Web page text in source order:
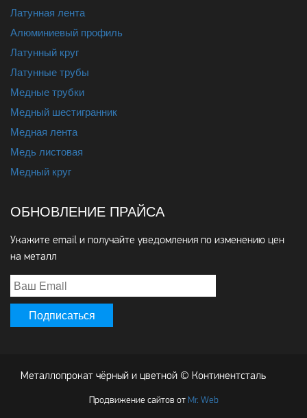
Латунная лента
Алюминиевый профиль
Латунный круг
Латунные трубы
Медные трубки
Медный шестигранник
Медная лента
Медь листовая
Медный круг
ОБНОВЛЕНИЕ ПРАЙСА
Укажите email и получайте уведомления по изменению цен
на металл
Металлопрокат чёрный и цветной © Континентсталь
Продвижение сайтов отMr. Web